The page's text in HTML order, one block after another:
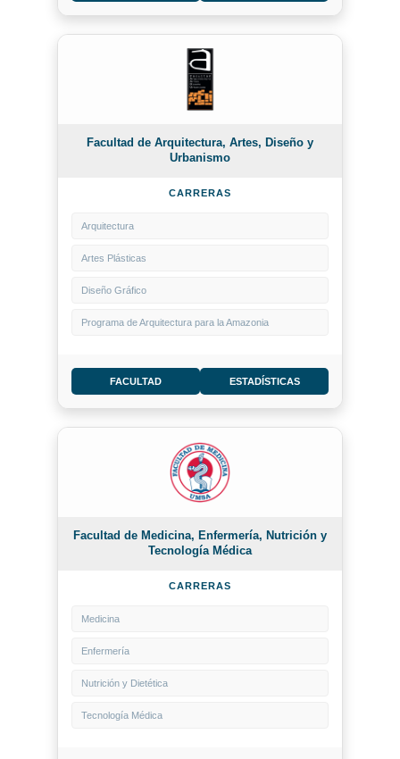
Facultad de Arquitectura, Artes, Diseño y
Urbanismo
CARRERAS
Arquitectura
Artes Plásticas
Diseño Gráfico
Programa de Arquitectura para la Amazonia
FACULTAD ESTADÍSTICAS
Facultad de Medicina, Enfermería, Nutrición y
Tecnología Médica
CARRERAS
Medicina
Enfermería
Nutrición y Dietética
Tecnología Médica